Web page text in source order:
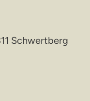
Schwertberg